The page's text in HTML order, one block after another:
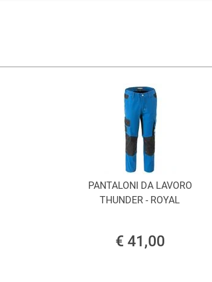
PANTALONI DA LAVORO
THUNDER - ROYAL
€ 41,00